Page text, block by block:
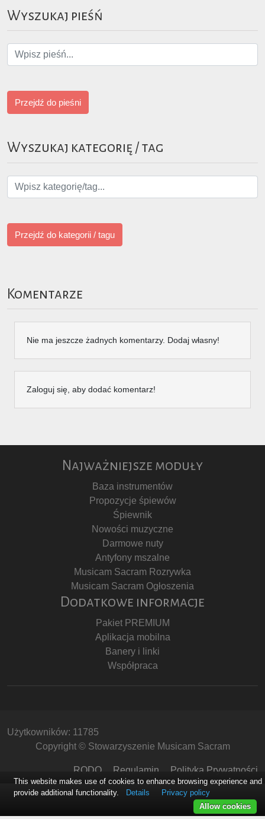
Wyszukaj pieśń
Przejdź do pieśni
Wyszukaj kategorię / tag
Przejdź do kategorii / tagu
Komentarze
Nie ma jeszcze żadnych komentarzy. Dodaj własny!
Zaloguj się, aby dodać komentarz!
Najważniejsze moduły
Baza instrumentów
Propozycje śpiewów
Śpiewnik
Nowości muzyczne
Darmowe nuty
Antyfony mszalne
Musicam Sacram Rozrywka
Musicam Sacram Ogłoszenia
Dodatkowe informacje
Pakiet PREMIUM
Aplikacja mobilna
Banery i linki
Współpraca
Użytkowników: 11785
Copyright © Stowarzyszenie Musicam Sacram
RODO Regulamin Polityka Prywatności
This website makes use of cookies to enhance browsing experience and
provide additional functionality.
Details
Privacy policy
Allow cookies